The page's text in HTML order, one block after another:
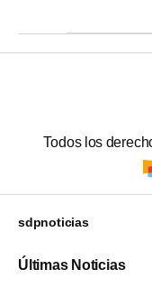
Todos los
sdpnoticias
Últimas Noticias